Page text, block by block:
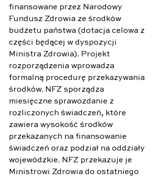
finansowane przez Narodowy
Fundusz Zdrowia ze środków
budżetu państwa (dotacja celowa z
części będącej w dyspozycji
Ministra Zdrowia). Projekt
rozporządzenia wprowadza
formalną procedurę przekazywania
środków. NFZ sporządza
miesięczne sprawozdanie z
rozliczonych świadczeń, które
zawiera wysokość środków
przekazanych na finansowanie
świadczeń oraz podział na oddziały
wojewódzkie. NFZ przekazuje je
Ministrowi Zdrowia do ostatniego